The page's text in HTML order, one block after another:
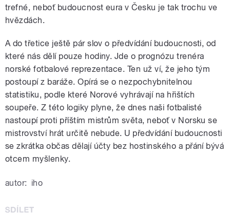
trefné, neboť budoucnost eura v Česku je tak trochu ve
hvězdách.
A do třetice ještě pár slov o předvídání budoucnosti, od
které nás dělí pouze hodiny. Jde o prognózu trenéra
norské fotbalové reprezentace. Ten už ví, že jeho tým
postoupí z baráže. Opírá se o nezpochybnitelnou
statistiku, podle které Norové vyhrávají na hřištích
soupeře. Z této logiky plyne, že dnes naši fotbalisté
nastoupí proti příštím mistrům světa, neboť v Norsku se
mistrovství hrát určitě nebude. U předvídání budoucnosti
se zkrátka občas dělají účty bez hostinského a přání bývá
otcem myšlenky.
autor: iho